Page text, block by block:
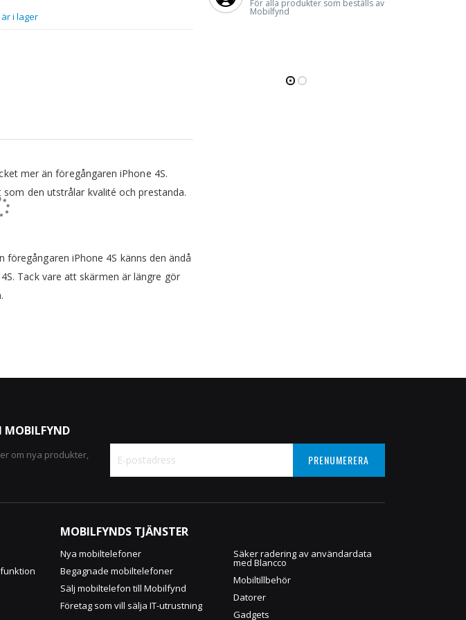
i lager
mer än föregångaren iPhone 4S.
den utstrålar kvalité och prestanda.
iPhone 4S känns den ändå
Tack vare att skärmen är längre gör
För alla produkter som beställs av
Mobilfynd
MOBILFYND
om nya produkter,
Newsletter:
PRENUMERERA
MOBILFYNDS TJÄNSTER
Nya mobiltelefoner
Begagnade mobiltelefoner
Sälj mobiltelefon till Mobilfynd
Företag som vill sälja IT-utrustning
Säker radering av användardata
med Blancco
Mobiltillbehör
Datorer
Gadgets